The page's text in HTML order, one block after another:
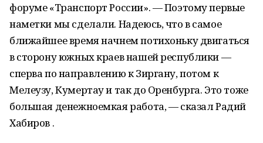
форуме «Транспорт России». — Поэтому первые
наметки мы сделали. Надеюсь, что в самое
ближайшее время начнем потихоньку двигаться
в сторону южных краев нашей республики —
сперва по направлению к Зиргану, потом к
Мелеузу, Кумертау и так до Оренбурга. Это тоже
большая денежноемкая работа, — сказал Радий
Хабиров .